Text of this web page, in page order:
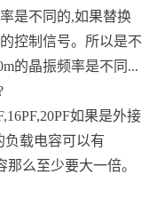
是不同的,如果替换
控制信号。所以是不
的晶振频率是不同...
如果是外接
负载电容可以有
那么至少要大一倍。